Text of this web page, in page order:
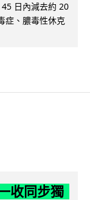
日內減去約 20
症、膿毒性休克
收同步獨